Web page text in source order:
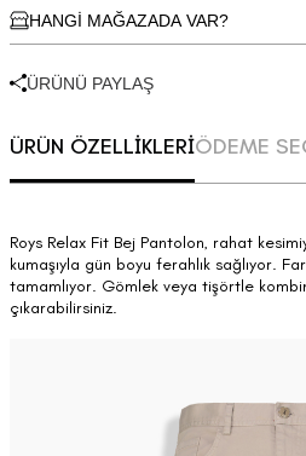
HANGİ MAĞAZADA VAR?
ÜRÜNÜ PAYLAŞ
ÜRÜN ÖZELLİKLERİÖDEME
Roys Relax Fit Bej Pantolon, rahat
kumaşıyla gün boyu ferahlık sağlıyor.
tamamlıyor. Gömlek veya tişörtle
çıkarabilirsiniz.